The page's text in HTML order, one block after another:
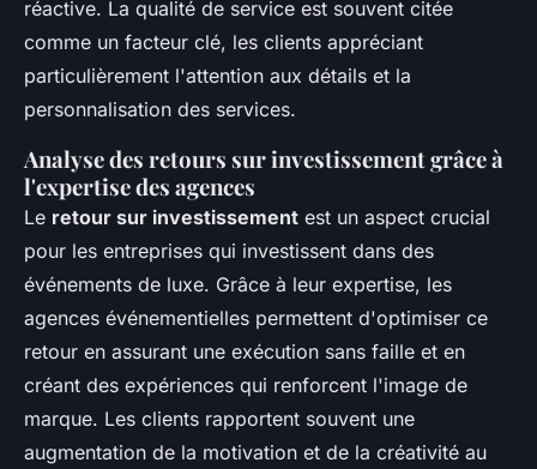
réactive. La qualité de service est souvent citée
comme un facteur clé, les clients appréciant
particulièrement l'attention aux détails et la
personnalisation des services.
Analyse des retours sur investissement grâce à
l'expertise des agences
Le retour sur investissement est un aspect crucial
pour les entreprises qui investissent dans des
événements de luxe. Grâce à leur expertise, les
agences événementielles permettent d'optimiser ce
retour en assurant une exécution sans faille et en
créant des expériences qui renforcent l'image de
marque. Les clients rapportent souvent une
augmentation de la motivation et de la créativité au